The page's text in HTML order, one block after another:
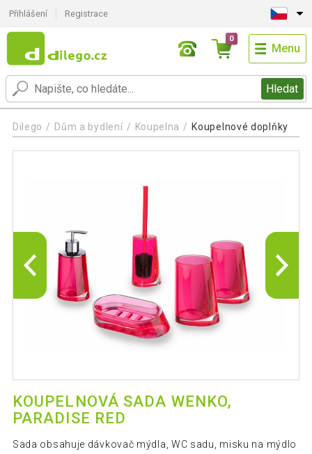
Přihlášení Registrace
Hledat
0
Menu
Dilego Dům a bydlení Koupelna Koupelnové doplňky
KOUPELNOVÁ SADA WENKO,
PARADISE RED
Sada obsahuje dávkovač mýdla, WC sadu, misku na mýdlo